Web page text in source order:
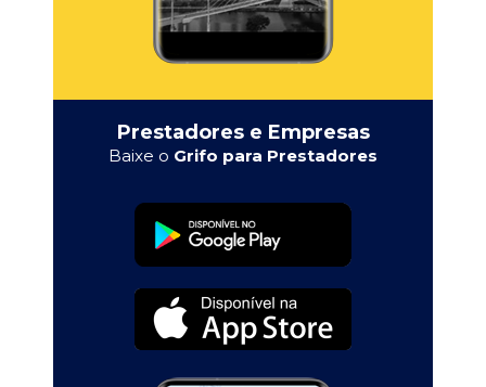
Prestadores e Empresas
Baixe o Grifo para Prestadores